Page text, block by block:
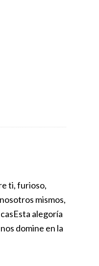
ti, furioso,
mismos,
alegoría
domine en la